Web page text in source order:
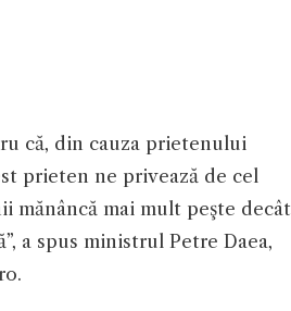
că, din cauza prietenului
prieten ne privează de cel
mănâncă mai mult peşte decât
a spus ministrul Petre Daea,